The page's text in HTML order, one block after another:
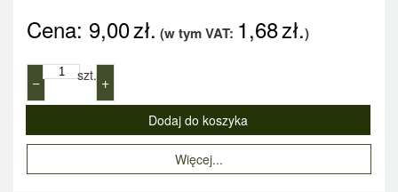
Cena: 9,00zł. (w tym VAT: 1,68zł.)
− szt. +
Więcej...